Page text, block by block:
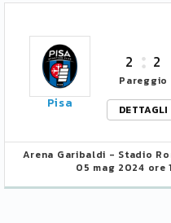
Pisa
2 2
Pareggio
DETTAGLI
Arena Garibaldi - Stadio
05 mag 2024 ore
4 Lille
5 Nizza